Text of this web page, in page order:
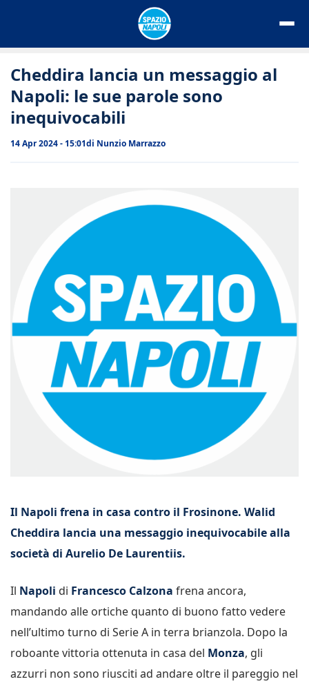
Cheddira lancia un messaggio al
Napoli: le sue parole sono
inequivocabili
14 Apr 2024 - 15:01di Nunzio Marrazzo
Il Napoli frena in casa contro il Frosinone. Walid
Cheddira lancia una messaggio inequivocabile alla
società di Aurelio De Laurentiis.
Il Napoli di Francesco Calzona frena ancora,
mandando alle ortiche quanto di buono fatto vedere
nell’ultimo turno di Serie A in terra brianzola. Dopo la
roboante vittoria ottenuta in casa del Monza, gli
azzurri non sono riusciti ad andare oltre il pareggio nel